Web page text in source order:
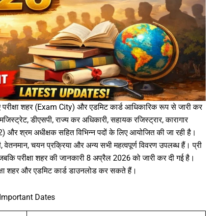
शहर (Exam City) और एडमिट कार्ड आधिकारिक रूप से जारी कर
डीएसपी, राज्य कर अधिकारी, सहायक रजिस्ट्रार, कारागार
और श्रम अधीक्षक सहित विभिन्न पदों के लिए आयोजित की जा रही है।
वेतनमान, चयन प्रक्रिया और अन्य सभी महत्वपूर्ण विवरण उपलब्ध हैं। प्री
परीक्षा शहर की जानकारी 8 अप्रैल 2026 को जारी कर दी गई है।
शहर और एडमिट कार्ड डाउनलोड कर सकते हैं।
Important Dates